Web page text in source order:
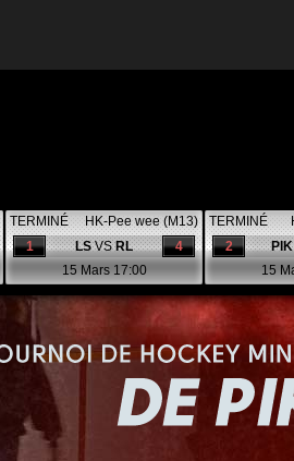
TERMINÉ
HK-Pee wee (M13)
4
1 LSVSRL
15 Mars 17:00
TERMINÉ
2 PIK
15